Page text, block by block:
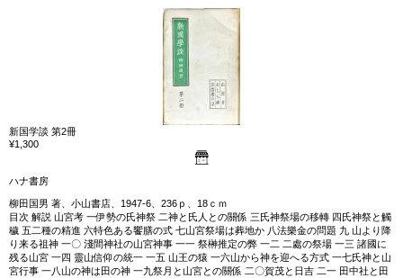
新国学談 第2冊
¥1,300
ハナ書房
柳田国男 著、小山書店、1947-6、236ｐ、18ｃｍ
目次 解説 山宮考 一伊勢の氏神祭 二神と氏人との關係 三氏神祭場の移轉 四氏神祭と觸
穢 五二種の精進 六特色ある饗膳の式 七山宮祭場は葬地か 八法樂金の問題 九 山より降
り来る祖神 一〇 淺間神社の山宮神事 一一 祭榊推定の弊 一二 二處の祭場 一三 諸國に
残る山宮 一四 靈山信仰の統一 一五 山王の猿 一六山から神を迎へる方式 一七氏神と山
宮行事 一八山の神は田の神 一九祭月と山宮との關係 二〇賀茂と日吉 二一 田中社と田